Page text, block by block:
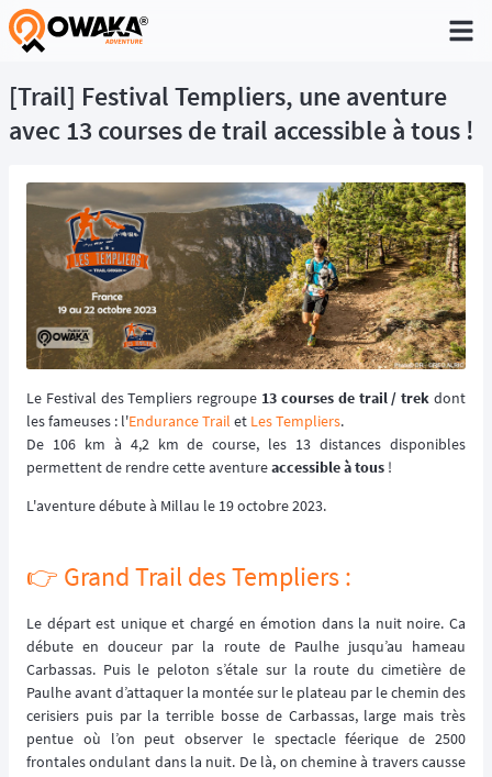
®
[Trail] Festival Templiers, une aventure
avec 13 courses de trail accessible à tous !
Le Festival des Templiers regroupe 13 courses de trail / trek dont
les fameuses : l'Endurance Trail et Les Templiers.
De 106 km à 4,2 km de course, les 13 distances disponibles
permettent de rendre cette aventureaccessible à tous !
L'aventure débute à Millau le 19 octobre 2023.
👉️ Grand Trail des Templiers :
Le départ est unique et chargé en émotion dans la nuit noire. Ca
débute en douceur par la route de Paulhe jusqu’au hameau
Carbassas. Puis le peloton s’étale sur la route du cimetière de
Paulhe avant d’attaquer la montée sur le plateau par le chemin des
cerisiers puis par la terrible bosse de Carbassas, large mais très
pentue où l’on peut observer le spectacle féerique de 2500
frontales ondulant dans la nuit. De là, on chemine à travers causse